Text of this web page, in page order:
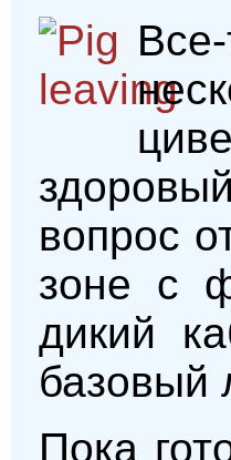
вопрос
зоне с
дикий
базовый
Пока